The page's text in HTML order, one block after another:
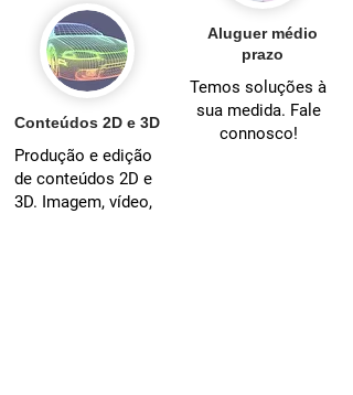
Conteúdos 2D e 3D
Produção e edição
de conteúdos 2D e
3D. Imagem, vídeo,
Aluguer médio
prazo
Temos soluções à
sua medida. Fale
connosco!